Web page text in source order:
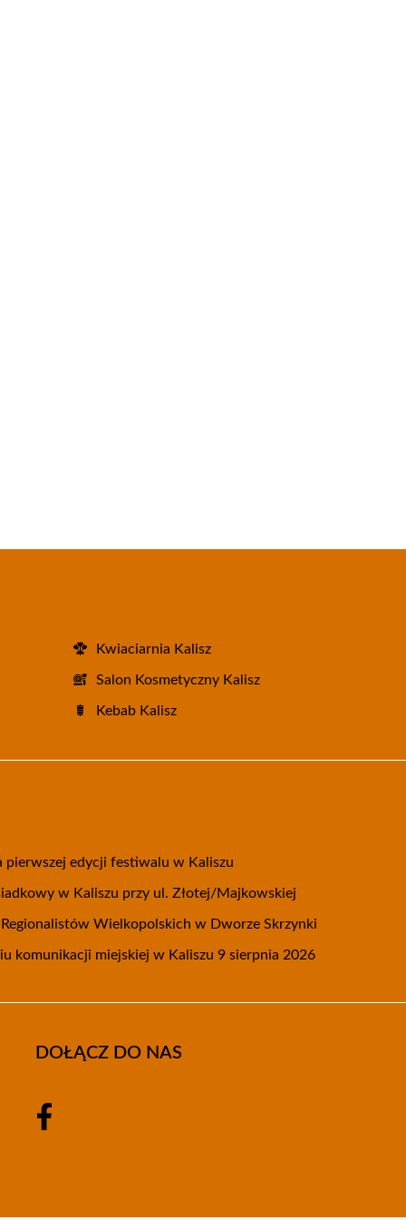
Kwiaciarnia Kalisz
Salon Kosmetyczny Kalisz
Kebab Kalisz
pierwszej edycji festiwalu w Kaliszu
w Kaliszu przy ul. Złotej/Majkowskiej
Wielkopolskich w Dworze Skrzynki
komunikacji miejskiej w Kaliszu 9 sierpnia 2026
DOŁĄCZ DO NAS